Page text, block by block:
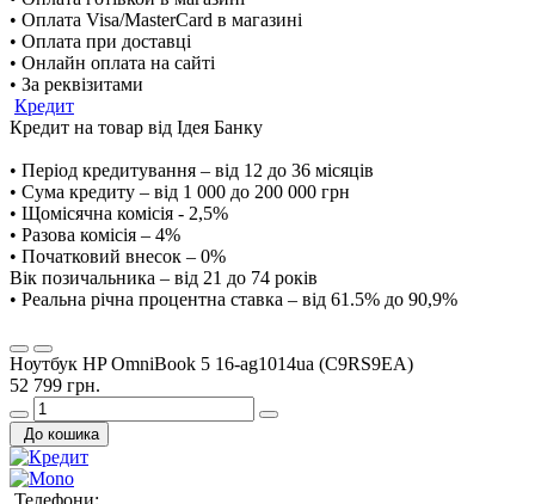
• Оплата Visa/MasterCard в магазині
• Оплата при доставці
• Онлайн оплата на сайті
• За реквізитами
Кредит
Кредит на товар від Ідея Банку
• Період кредитування – від 12 до 36 місяців
• Сума кредиту – від 1 000 до 200 000 грн
• Щомісячна комісія - 2,5%
• Разова комісія – 4%
• Початковий внесок – 0%
Вік позичальника – від 21 до 74 років
• Реальна річна процентна ставка – від 61.5% до 90,9%
Ноутбук HP OmniBook 5 16-ag1014ua (C9RS9EA)
52 799 грн.
До кошика